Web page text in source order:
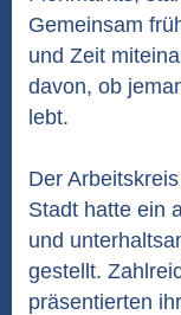
Gemeinsam
und Zeit
davon, ob
lebt.
Der
Stadt hatte ein
und
gestellt.
präsentierten